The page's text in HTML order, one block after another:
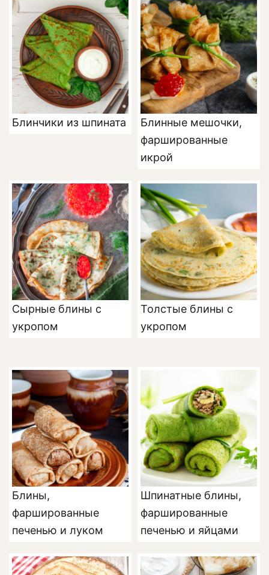
Блинчики из шпината
Блинные мешочки,
фаршированные
икрой
Сырные блины с
укропом
Толстые блины с
укропом
Блины,
фаршированные
печенью и луком
Шпинатные блины,
фаршированные
печенью и яйцами